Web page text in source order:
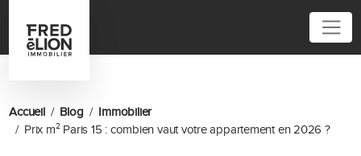
01 45 32 40 40
Accueil Blog
Immobilier
Prix m² Paris 15 : combien vaut votre appartement en 2026 ?